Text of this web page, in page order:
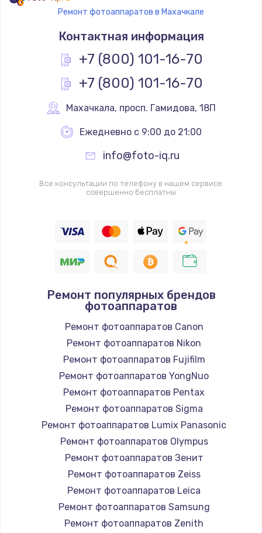
Ремонт фотоаппаратов в Махачкале
Контактная информация
+7 (800) 101-16-70
+7 (800) 101-16-70
Махачкала, просп. Гамидова, 18П
Ежедневно с 9:00 до 21:00
info@foto-iq.ru
Все консультации по телефону в нашем сервисе
совершенно бесплатны
Ремонт популярных брендов
фотоаппаратов
Ремонт фотоаппаратов Canon
Ремонт фотоаппаратов Nikon
Ремонт фотоаппаратов Fujifilm
Ремонт фотоаппаратов YongNuo
Ремонт фотоаппаратов Pentax
Ремонт фотоаппаратов Sigma
Ремонт фотоаппаратов Lumix Panasonic
Ремонт фотоаппаратов Olympus
Ремонт фотоаппаратов Зенит
Ремонт фотоаппаратов Zeiss
Ремонт фотоаппаратов Leica
Ремонт фотоаппаратов Samsung
Ремонт фотоаппаратов Zenith